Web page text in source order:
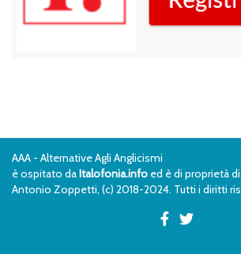
AAA - Alternative Agli Anglicismi
è ospitato daItalofonia.info ed è di proprietà di
Antonio Zoppetti, (c) 2018-2024. Tutti i diritti